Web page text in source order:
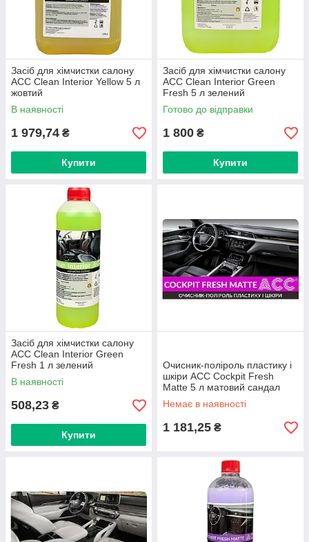
Засіб для хімчистки салону
ACC Clean Interior Yellow 5 л
жовтий
В наявності
1 979,74 ₴
Купити
Засіб для хімчистки салону
ACC Clean Interior Green
Fresh 5 л зелений
Готово до відправки
1 800 ₴
Купити
Засіб для хімчистки салону
ACC Clean Interior Green
Fresh 1 л зелений
В наявності
508,23 ₴
Купити
Очисник-поліроль пластику і
шкіри ACC Cockpit Fresh
Matte 5 л матовий сандал
Немає в наявності
1 181,25 ₴